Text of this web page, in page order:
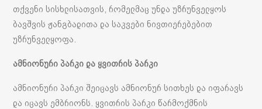
თქვენი სისხლისათვის, რომელმაც უნდა უზრუნველყოს
ბავშვის ჟანგბადითა და საკვები ნივთიერებებით
უზრუნველყოფა.
ამნიონური პარკი და ყვითრის პარკი
ამნიონური პარკი შეიცავს ამნიონურ სითხეს და იფარავს
და იცავს ემბრიონს. ყვითრის პარკი წარმოქმნის